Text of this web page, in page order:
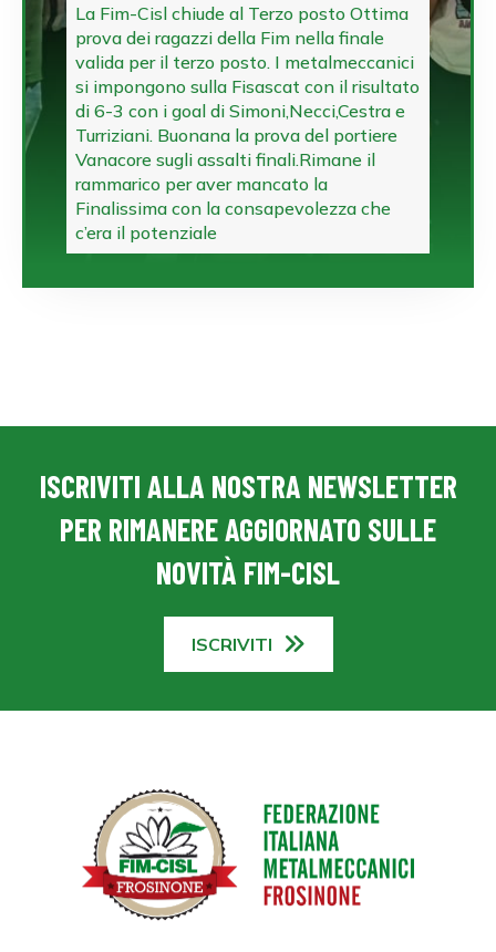
La Fim-Cisl chiude al Terzo posto Ottima
prova dei ragazzi della Fim nella finale
valida per il terzo posto. I metalmeccanici
si impongono sulla Fisascat con il risultato
di 6-3 con i goal di Simoni,Necci,Cestra e
Turriziani. Buonana la prova del portiere
Vanacore sugli assalti finali.Rimane il
rammarico per aver mancato la
Finalissima con la consapevolezza che
c’era il potenziale
ISCRIVITI ALLA NOSTRA NEWSLETTER
PER RIMANERE AGGIORNATO SULLE
NOVITÀ FIM-CISL
ISCRIVITI